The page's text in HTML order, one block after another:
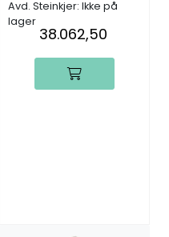
- 3bar
Avd. Steinkjer: Ikke på
lager
38.062,50